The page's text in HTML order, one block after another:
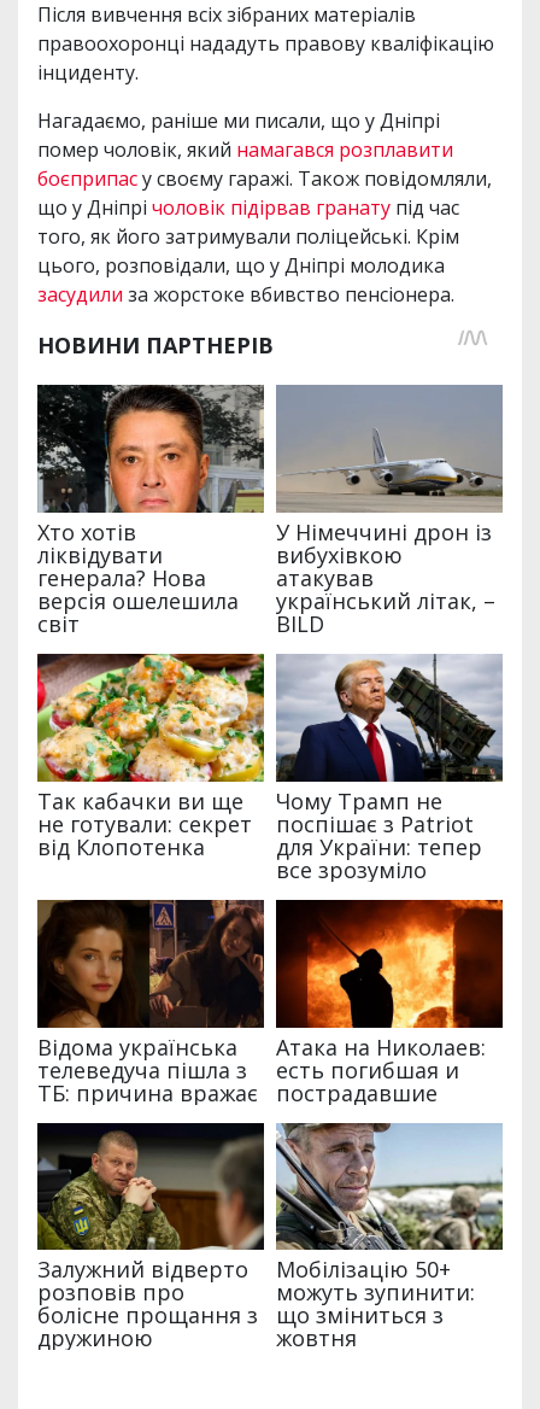
Після вивчення всіх зібраних матеріалів
правоохоронці нададуть правову кваліфікацію
інциденту.
Нагадаємо, раніше ми писали, що у Дніпрі
помер чоловік, який намагався розплавити
боєприпасу своєму гаражі. Також повідомляли,
що у Дніпрі чоловік підірвав гранату під час
того, як його затримували поліцейські. Крім
цього, розповідали, що у Дніпрі молодика
засудили за жорстоке вбивство пенсіонера.